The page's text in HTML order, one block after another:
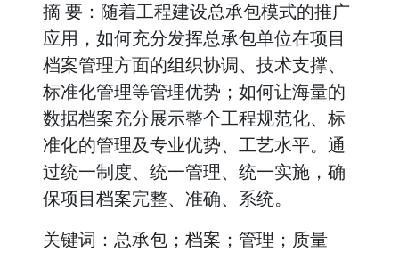
摘 要：随着工程建设总承包模式的推广
应用，如何充分发挥总承包单位在项目
档案管理方面的组织协调、技术支撑、
标准化管理等管理优势；如何让海量的
数据档案充分展示整个工程规范化、标
准化的管理及专业优势、工艺水平。通
过统一制度、统一管理、统一实施，确
保项目档案完整、准确、系统。
关键词：总承包；档案；管理；质量